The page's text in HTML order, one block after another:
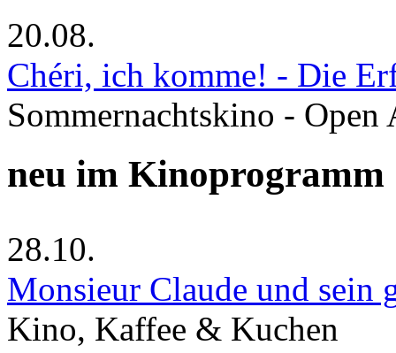
20.08.
Chéri, ich komme! - Die
Sommernachtskino - Open
neu im Kinoprogramm
28.10.
Monsieur Claude und sein
Kino, Kaffee & Kuchen